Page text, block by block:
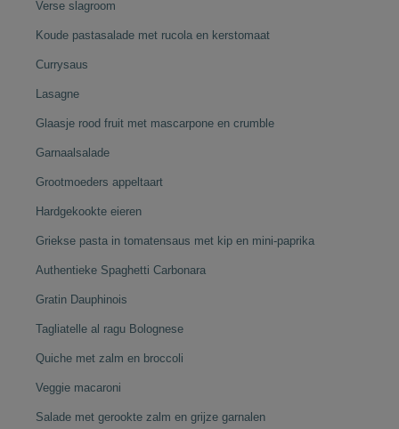
Verse slagroom
Koude pastasalade met rucola en kerstomaat
Currysaus
Lasagne
Glaasje rood fruit met mascarpone en crumble
Garnaalsalade
Grootmoeders appeltaart
Hardgekookte eieren
Griekse pasta in tomatensaus met kip en mini-paprika
Authentieke Spaghetti Carbonara
Gratin Dauphinois
Tagliatelle al ragu Bolognese
Quiche met zalm en broccoli
Veggie macaroni
Salade met gerookte zalm en grijze garnalen